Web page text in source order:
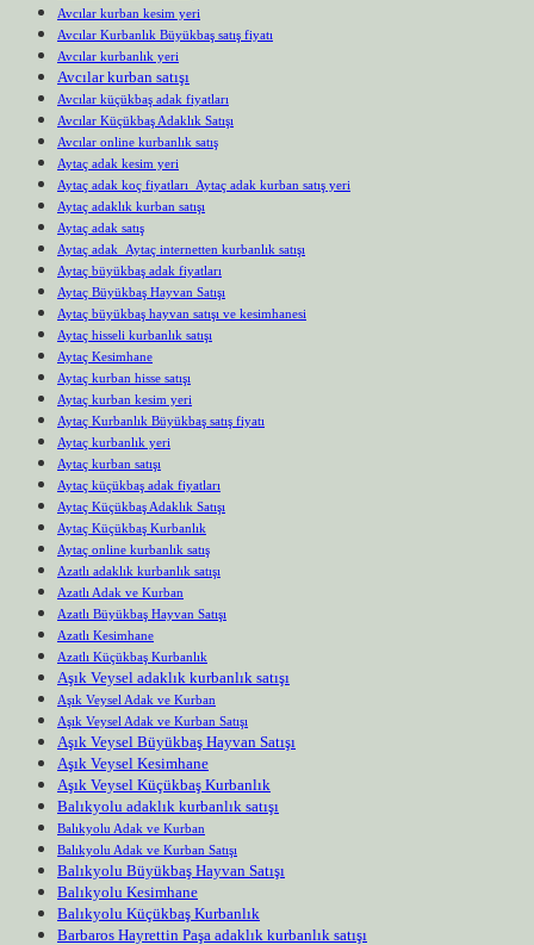
Avcılar kurban kesim yeri
Avcılar Kurbanlık Büyükbaş satış fiyatı
Avcılar kurbanlık yeri
Avcılar kurban satışı
Avcılar küçükbaş adak fiyatları
Avcılar Küçükbaş Adaklık Satışı
Avcılar online kurbanlık satış
Aytaç adak kesim yeri
Aytaç adak koç fiyatları Aytaç adak kurban satış yeri
Aytaç adaklık kurban satışı
Aytaç adak satış
Aytaç adak Aytaç internetten kurbanlık satışı
Aytaç büyükbaş adak fiyatları
Aytaç Büyükbaş Hayvan Satışı
Aytaç büyükbaş hayvan satışı ve kesimhanesi
Aytaç hisseli kurbanlık satışı
Aytaç Kesimhane
Aytaç kurban hisse satışı
Aytaç kurban kesim yeri
Aytaç Kurbanlık Büyükbaş satış fiyatı
Aytaç kurbanlık yeri
Aytaç kurban satışı
Aytaç küçükbaş adak fiyatları
Aytaç Küçükbaş Adaklık Satışı
Aytaç Küçükbaş Kurbanlık
Aytaç online kurbanlık satış
Azatlı adaklık kurbanlık satışı
Azatlı Adak ve Kurban
Azatlı Büyükbaş Hayvan Satışı
Azatlı Kesimhane
Azatlı Küçükbaş Kurbanlık
Aşık Veysel adaklık kurbanlık satışı
Aşık Veysel Adak ve Kurban
Aşık Veysel Adak ve Kurban Satışı
Aşık Veysel Büyükbaş Hayvan Satışı
Aşık Veysel Kesimhane
Aşık Veysel Küçükbaş Kurbanlık
Balıkyolu adaklık kurbanlık satışı
Balıkyolu Adak ve Kurban
Balıkyolu Adak ve Kurban Satışı
Balıkyolu Büyükbaş Hayvan Satışı
Balıkyolu Kesimhane
Balıkyolu Küçükbaş Kurbanlık
Barbaros Hayrettin Paşa adaklık kurbanlık satışı